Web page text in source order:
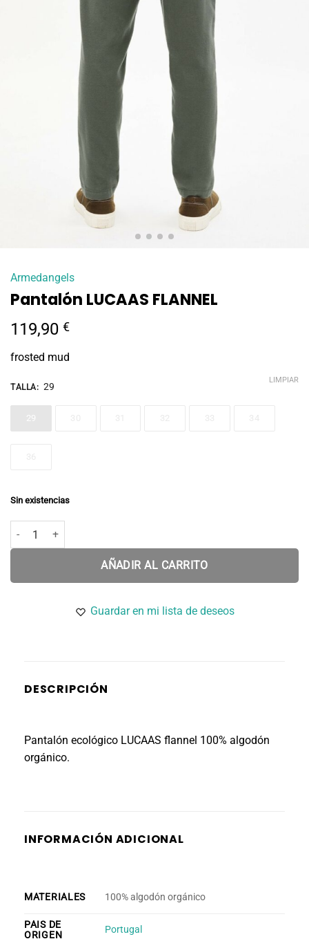
Armedangels
Pantalón LUCAAS FLANNEL
119,90 €
frosted mud
TALLA: 29
29
LIMPIAR
Sin existencias
Pantalón LUCAAS FLANNEL cantidad
AÑADIR AL CARRITO
Guardar en mi lista de deseos
DESCRIPCIÓN
Pantalón ecológico LUCAAS flannel 100% algodón
orgánico.
INFORMACIÓN ADICIONAL
MATERIALES 100% algodón orgánico
PAIS DE
ORIGEN
Portugal